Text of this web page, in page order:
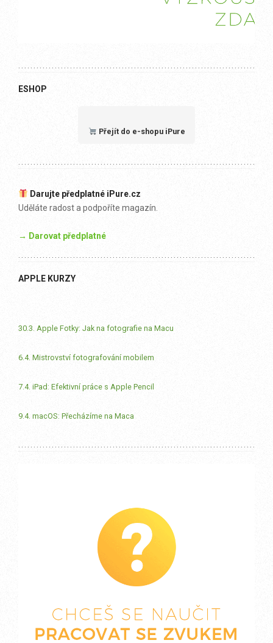
ESHOP
Přejít do e-shopu iPure
Darujte předplatné iPure.cz
Uděláte radost a podpoříte magazín.
→ Darovat předplatné
APPLE KURZY
30.3. Apple Fotky: Jak na fotografie na Macu
6.4. Mistrovství fotografování mobilem
7.4. iPad: Efektivní práce s Apple Pencil
9.4. macOS: Přecházíme na Maca